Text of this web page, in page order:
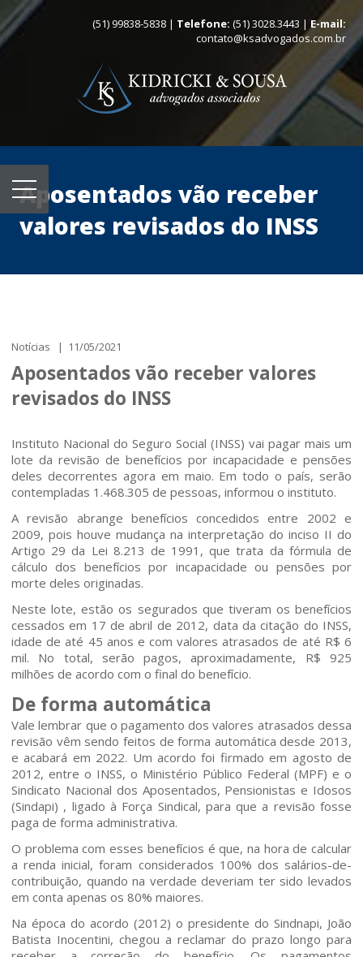
(51) 99838-5838 | Telefone: (51) 3028.3443 | E-mail:
contato@ksadvogados.com.br
Home
Quem somos
Áreas de Atuação
Profissionais
Publicações
Contato
Aposentados vão receber
valores revisados do INSS
Notícias | 11/05/2021
Aposentados vão receber valores
revisados do INSS
Instituto Nacional do Seguro Social (INSS) vai pagar mais um
lote da revisão de benefícios por incapacidade e pensões
deles decorrentes agora em maio. Em todo o país, serão
contempladas 1.468.305 de pessoas, informou o instituto.
A revisão abrange benefícios concedidos entre 2002 e
2009, pois houve mudança na interpretação do inciso II do
Artigo 29 da Lei 8.213 de 1991, que trata da fórmula de
cálculo dos benefícios por incapacidade ou pensões por
morte deles originadas.
Neste lote, estão os segurados que tiveram os benefícios
cessados em 17 de abril de 2012, data da citação do INSS,
idade de até 45 anos e com valores atrasados de até R$ 6
mil. No total, serão pagos, aproximadamente, R$ 925
milhões de acordo com o final do benefício.
De forma automática
Vale lembrar que o pagamento dos valores atrasados dessa
revisão vêm sendo feitos de forma automática desde 2013,
e acabará em 2022. Um acordo foi firmado em agosto de
2012, entre o INSS, o Ministério Público Federal (MPF) e o
Sindicato Nacional dos Aposentados, Pensionistas e Idosos
(Sindapi) , ligado à Força Sindical, para que a revisão fosse
paga de forma administrativa.
O problema com esses benefícios é que, na hora de calcular
a renda inicial, foram considerados 100% dos salários-de-
contribuição, quando na verdade deveriam ter sido levados
em conta apenas os 80% maiores.
Na época do acordo (2012) o presidente do Sindnapi, João
Batista Inocentini, chegou a reclamar do prazo longo para